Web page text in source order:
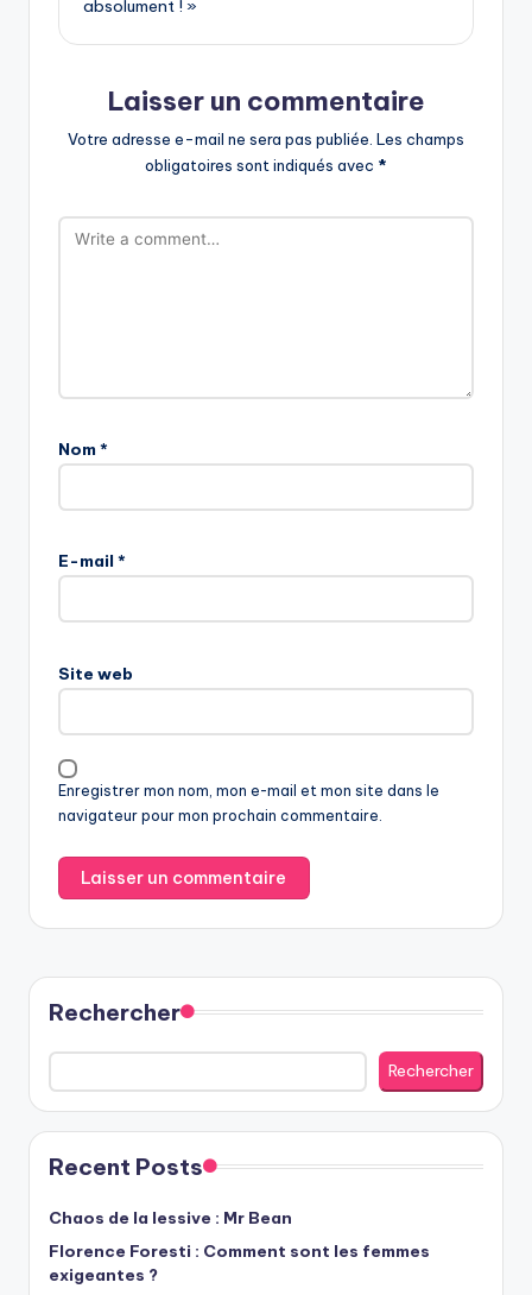
absolument ! »
Laisser un commentaire
Votre adresse e-mail ne sera pas publiée. Les champs
obligatoires sont indiqués avec *
Nom *
E-mail *
Site web
Enregistrer mon nom, mon e-mail et mon site dans le
navigateur pour mon prochain commentaire.
Rechercher
Rechercher
Recent Posts
Chaos de la lessive : Mr Bean
Florence Foresti : Comment sont les femmes
exigeantes ?